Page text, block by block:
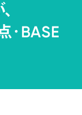
・BASE